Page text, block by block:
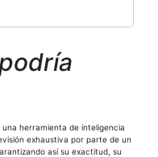
herramienta de inteligencia
exhaustiva por parte de un
así su exactitud, su